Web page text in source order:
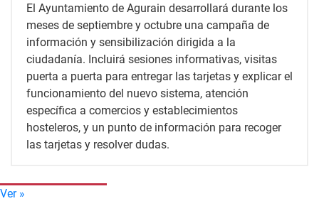
El Ayuntamiento de Agurain desarrollará durante los
meses de septiembre y octubre una campaña de
información y sensibilización dirigida a la
ciudadanía. Incluirá sesiones informativas, visitas
puerta a puerta para entregar las tarjetas y explicar el
funcionamiento del nuevo sistema, atención
específica a comercios y establecimientos
hosteleros, y un punto de información para recoger
las tarjetas y resolver dudas.
Ver »